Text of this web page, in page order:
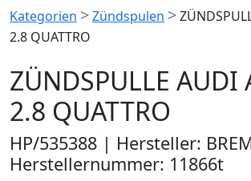
Kategorien >Zündspulen >
2.8 QUATTRO
ZÜNDSPULLE AUDI
2.8 QUATTRO
HP/535388 | Hersteller:
Herstellernummer: 11866t